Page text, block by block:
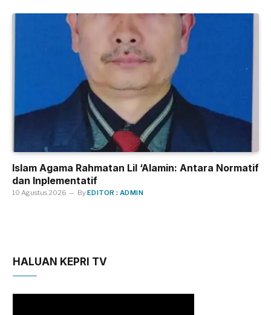
Islam Agama Rahmatan Lil ‘Alamin: Antara Normatif
dan Inplementatif
10 Agustus 2026 ByEDITOR : ADMIN
HALUAN KEPRI TV